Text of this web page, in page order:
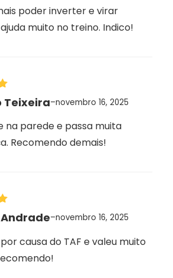
poder inverter e virar
muito no treino. Indico!
Teixeira–novembro 16, 2025
na parede e passa muita
Recomendo demais!
5
–novembro 16, 2025
causa do TAF e valeu muito